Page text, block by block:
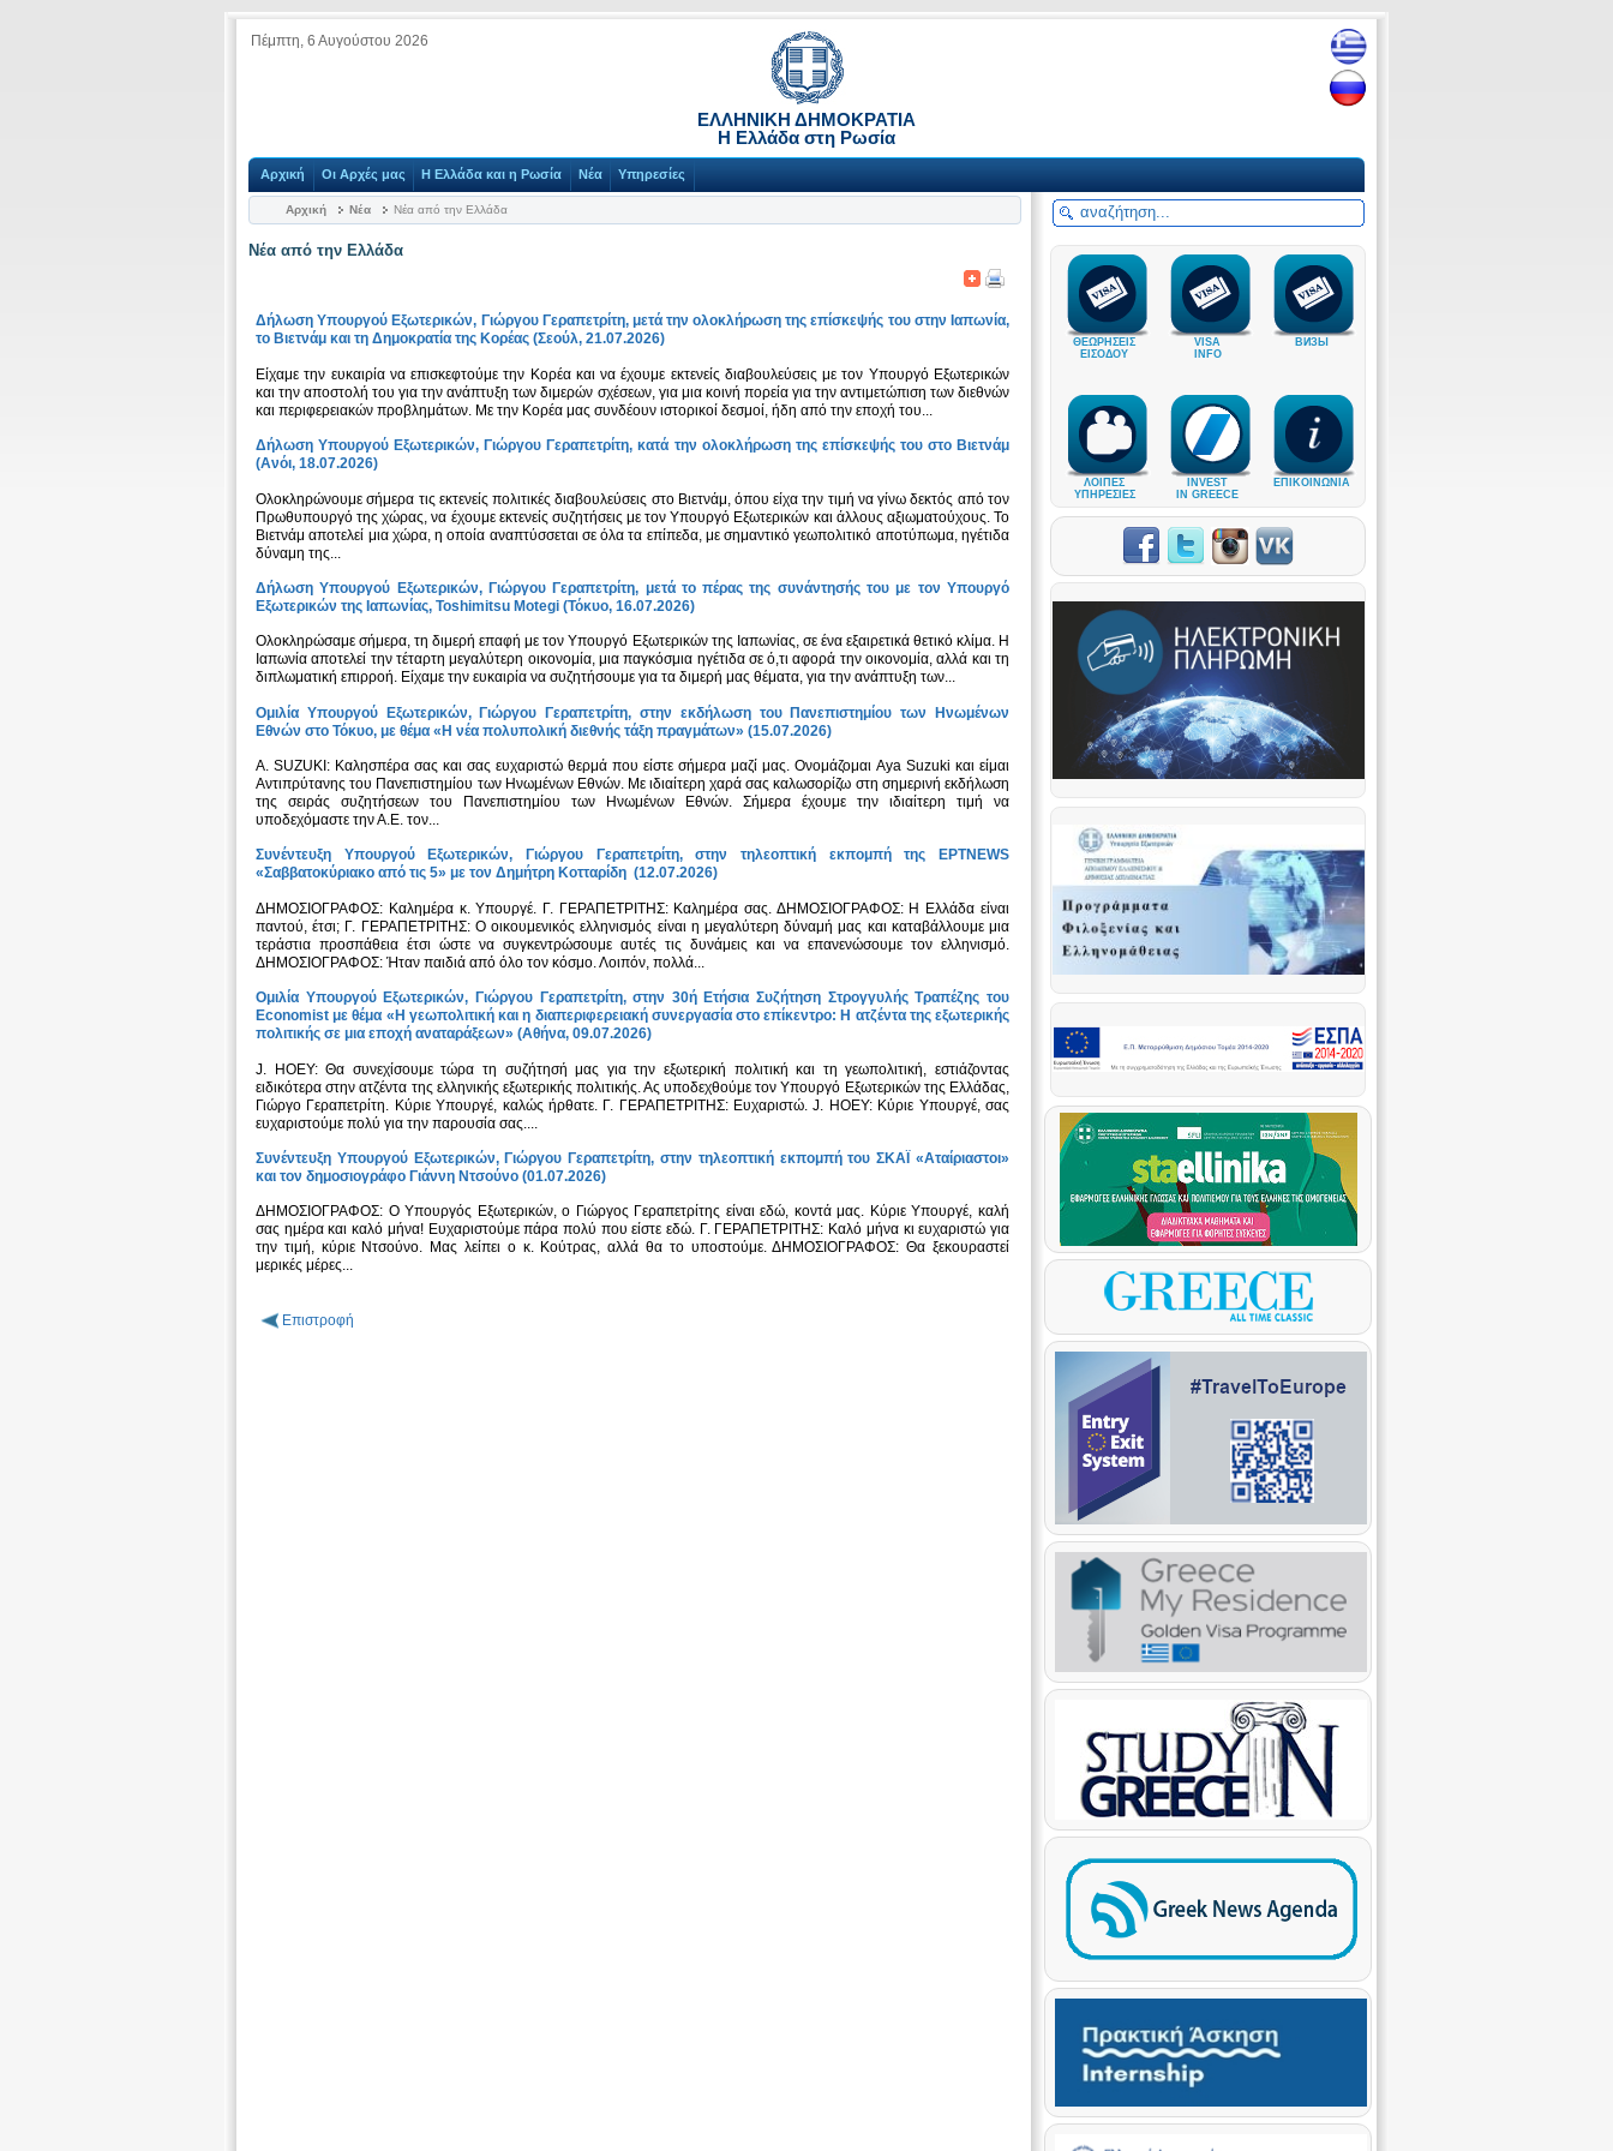
Πέμπτη, 6 Αυγούστου 2026
ΕΛΛΗΝΙΚΗ ΔΗΜΟΚΡΑΤΙΑ
Η Ελλάδα στη Ρωσία
Αρχική Οι Αρχές μας Η Ελλάδα και η Ρωσία Νέα Υπηρεσίες
Αρχική Νέα Νέα από την Ελλάδα
Νέα από την Ελλάδα
Δήλωση Υπουργού Εξωτερικών, Γιώργου Γεραπετρίτη, μετά την ολοκλήρωση της επίσκεψής του στην Ιαπωνία,
το Βιετνάμ και τη Δημοκρατία της Κορέας (Σεούλ, 21.07.2026)
Είχαμε την ευκαιρία να επισκεφτούμε την Κορέα και να έχουμε εκτενείς διαβουλεύσεις με τον Υπουργό Εξωτερικών
και την αποστολή του για την ανάπτυξη των διμερών σχέσεων, για μια κοινή πορεία για την αντιμετώπιση των διεθνών
και περιφερειακών προβλημάτων. Με την Κορέα μας συνδέουν ιστορικοί δεσμοί, ήδη από την εποχή του...
Δήλωση Υπουργού Εξωτερικών, Γιώργου Γεραπετρίτη, κατά την ολοκλήρωση της επίσκεψής του στο Βιετνάμ
(Ανόι, 18.07.2026)
Ολοκληρώνουμε σήμερα τις εκτενείς πολιτικές διαβουλεύσεις στο Βιετνάμ, όπου είχα την τιμή να γίνω δεκτός από τον
Πρωθυπουργό της χώρας, να έχουμε εκτενείς συζητήσεις με τον Υπουργό Εξωτερικών και άλλους αξιωματούχους. Το
Βιετνάμ αποτελεί μια χώρα, η οποία αναπτύσσεται σε όλα τα επίπεδα, με σημαντικό γεωπολιτικό αποτύπωμα, ηγέτιδα
δύναμη της...
Δήλωση Υπουργού Εξωτερικών, Γιώργου Γεραπετρίτη, μετά το πέρας της συνάντησής του με τον Υπουργό
Εξωτερικών της Ιαπωνίας, Toshimitsu Motegi (Τόκυο, 16.07.2026)
Ολοκληρώσαμε σήμερα, τη διμερή επαφή με τον Υπουργό Εξωτερικών της Ιαπωνίας, σε ένα εξαιρετικά θετικό κλίμα. Η
Ιαπωνία αποτελεί την τέταρτη μεγαλύτερη οικονομία, μια παγκόσμια ηγέτιδα σε ό,τι αφορά την οικονομία, αλλά και τη
διπλωματική επιρροή. Είχαμε την ευκαιρία να συζητήσουμε για τα διμερή μας θέματα, για την ανάπτυξη των...
Ομιλία Υπουργού Εξωτερικών, Γιώργου Γεραπετρίτη, στην εκδήλωση του Πανεπιστημίου των Ηνωμένων
Εθνών στο Τόκυο, με θέμα «Η νέα πολυπολική διεθνής τάξη πραγμάτων» (15.07.2026)
Α. SUZUKI: Καλησπέρα σας και σας ευχαριστώ θερμά που είστε σήμερα μαζί μας. Ονομάζομαι Aya Suzuki και είμαι
Αντιπρύτανης του Πανεπιστημίου των Ηνωμένων Εθνών. Με ιδιαίτερη χαρά σας καλωσορίζω στη σημερινή εκδήλωση
της σειράς συζητήσεων του Πανεπιστημίου των Ηνωμένων Εθνών. Σήμερα έχουμε την ιδιαίτερη τιμή να
υποδεχόμαστε την Α.Ε. τον...
Συνέντευξη Υπουργού Εξωτερικών, Γιώργου Γεραπετρίτη, στην τηλεοπτική εκπομπή της ΕΡΤNEWS
«Σαββατοκύριακο από τις 5» με τον Δημήτρη Κοτταρίδη (12.07.2026)
ΔΗΜΟΣΙΟΓΡΑΦΟΣ: Καλημέρα κ. Υπουργέ. Γ. ΓΕΡΑΠΕΤΡΙΤΗΣ: Καλημέρα σας. ΔΗΜΟΣΙΟΓΡΑΦΟΣ: Η Ελλάδα είναι
παντού, έτσι; Γ. ΓΕΡΑΠΕΤΡΙΤΗΣ: Ο οικουμενικός ελληνισμός είναι η μεγαλύτερη δύναμή μας και καταβάλλουμε μια
τεράστια προσπάθεια έτσι ώστε να συγκεντρώσουμε αυτές τις δυνάμεις και να επανενώσουμε τον ελληνισμό.
ΔΗΜΟΣΙΟΓΡΑΦΟΣ: Ήταν παιδιά από όλο τον κόσμο. Λοιπόν, πολλά...
Ομιλία Υπουργού Εξωτερικών, Γιώργου Γεραπετρίτη, στην 30ή Ετήσια Συζήτηση Στρογγυλής Τραπέζης του
Economist με θέμα «Η γεωπολιτική και η διαπεριφερειακή συνεργασία στο επίκεντρο: Η ατζέντα της εξωτερικής
πολιτικής σε μια εποχή αναταράξεων» (Αθήνα, 09.07.2026)
J. HOEY: Θα συνεχίσουμε τώρα τη συζήτησή μας για την εξωτερική πολιτική και τη γεωπολιτική, εστιάζοντας
ειδικότερα στην ατζέντα της ελληνικής εξωτερικής πολιτικής. Ας υποδεχθούμε τον Υπουργό Εξωτερικών της Ελλάδας,
Γιώργο Γεραπετρίτη. Κύριε Υπουργέ, καλώς ήρθατε. Γ. ΓΕΡΑΠΕΤΡΙΤΗΣ: Ευχαριστώ. J. HOEY: Κύριε Υπουργέ, σας
ευχαριστούμε πολύ για την παρουσία σας....
Συνέντευξη Υπουργού Εξωτερικών, Γιώργου Γεραπετρίτη, στην τηλεοπτική εκπομπή του ΣΚΑΪ «Αταίριαστοι»
και τον δημοσιογράφο Γιάννη Ντσούνο (01.07.2026)
ΔΗΜΟΣΙΟΓΡΑΦΟΣ: Ο Υπουργός Εξωτερικών, ο Γιώργος Γεραπετρίτης είναι εδώ, κοντά μας. Κύριε Υπουργέ, καλή
σας ημέρα και καλό μήνα! Ευχαριστούμε πάρα πολύ που είστε εδώ. Γ. ΓΕΡΑΠΕΤΡΙΤΗΣ: Καλό μήνα κι ευχαριστώ για
την τιμή, κύριε Ντσούνο. Μας λείπει ο κ. Κούτρας, αλλά θα το υποστούμε. ΔΗΜΟΣΙΟΓΡΑΦΟΣ: Θα ξεκουραστεί
μερικές μέρες...
Επιστροφή
ΘΕΩΡΗΣΕΙΣ
ΕΙΣΟΔΟΥ
VISA
INFO
ВИЗЫ
ΛΟΙΠΕΣ
ΥΠΗΡΕΣΙΕΣ
INVEST
IN GREECE
ΕΠΙΚΟΙΝΩΝΙΑ